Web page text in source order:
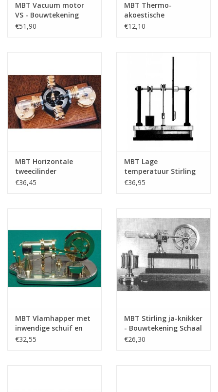
MBT Vacuum motor
VS - Bouwtekening
Schaal 1 : N/A
€51,90
MBT Thermo-
akoestische
Stirlingmotor op
€12,10
MBT Horizontale
tweecilinder
Stirlingmotor -
€36,45
MBT Lage
temperatuur Stirling
met CD-vliegwiel -
€36,95
MBT Vlamhapper met
inwendige schuif en
glazen cilinder -
€32,55
MBT Stirling ja-knikker
- Bouwtekening Schaal
1 : N/A (60.12.011)
€26,30